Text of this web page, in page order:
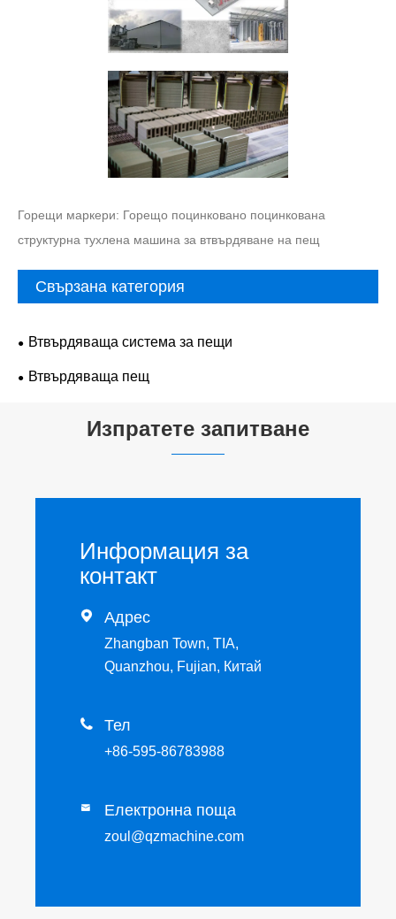
Горещи маркери: Горещо поцинковано поцинкована
структурна тухлена машина за втвърдяване на пещ
Свързана категория
Втвърдяваща система за пещи
Втвърдяваща пещ
Изпратете запитване
Информация за
контакт
 Адрес
Zhangban Town, TIA,
Quanzhou, Fujian, Китай
 Тел
+86-595-86783988
 Електронна поща
zoul@qzmachine.com